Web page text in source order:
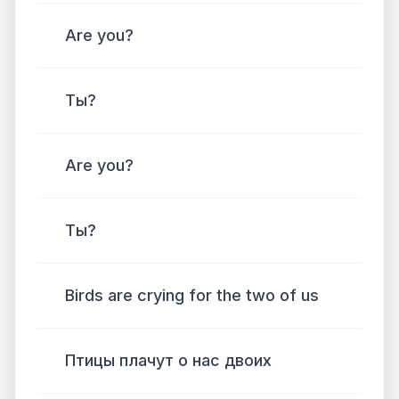
Are you?
Ты?
Are you?
Ты?
Birds are crying for the two of us
Птицы плачут о нас двоих